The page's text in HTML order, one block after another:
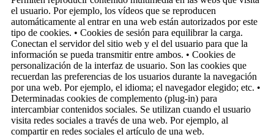
el usuario. Por ejemplo, los vídeos que se reproducen
automáticamente al entrar en una web están autorizados por este
tipo de cookies. • Cookies de sesión para equilibrar la carga.
Conectan el servidor del sitio web y el del usuario para que la
información se pueda transmitir entre ambos. • Cookies de
personalización de la interfaz de usuario. Son las cookies que
recuerdan las preferencias de los usuarios durante la navegación
por una web. Por ejemplo, el idioma; el navegador elegido; etc. •
Determinadas cookies de complemento (plug-in) para
intercambiar contenidos sociales. Se utilizan cuando el usuario
visita redes sociales a través de una web. Por ejemplo, al
compartir en redes sociales el artículo de una web.